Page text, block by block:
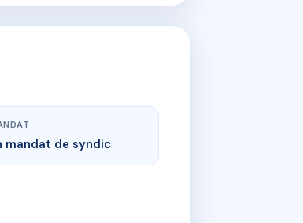
mandat de syndic